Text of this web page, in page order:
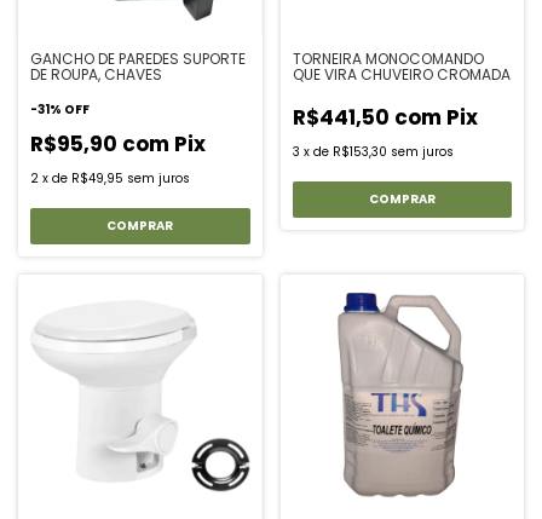
GANCHO DE PAREDES SUPORTE
DE ROUPA, CHAVES
-31% OFF
R$95,90 com Pix
2 x de R$49,95 sem juros
TORNEIRA MONOCOMANDO
QUE VIRA CHUVEIRO CROMADA
R$441,50 com Pix
3 x de R$153,30 sem juros